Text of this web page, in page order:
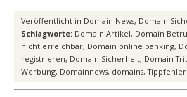
Veröffentlicht in Domain News, Domain
Schlagworte: Domain Artikel, Domain
nicht erreichbar, Domain online banking,
registrieren, Domain Sicherheit, Domain
Werbung, Domainnews, domains,